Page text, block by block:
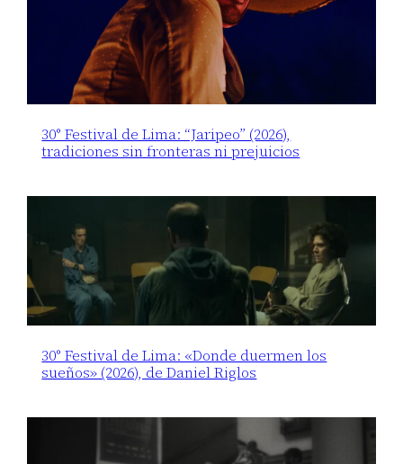
30° Festival de Lima: “Jaripeo” (2026),
tradiciones sin fronteras ni prejuicios
30° Festival de Lima: «Donde duermen los
sueños» (2026), de Daniel Riglos